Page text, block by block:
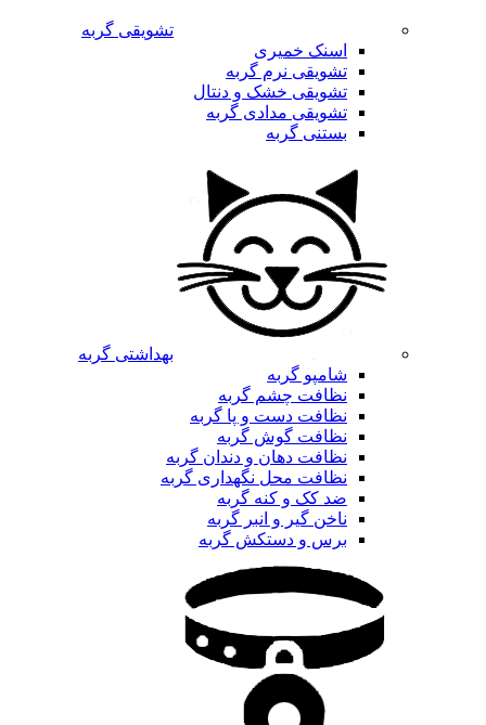
تشویقی گربه
اسنک خمیری
تشویقی نرم گربه
تشویقی خشک و دنتال
تشویقی مدادی گربه
بستنی گربه
بهداشتی گربه
شامپو گربه
نظافت چشم گربه
نظافت دست و پا گربه
نظافت گوش گربه
نظافت دهان و دندان گربه
نظافت محل نگهداری گربه
ضد کک و کنه گربه
ناخن گیر و انبر گربه
برس و دستکش گربه